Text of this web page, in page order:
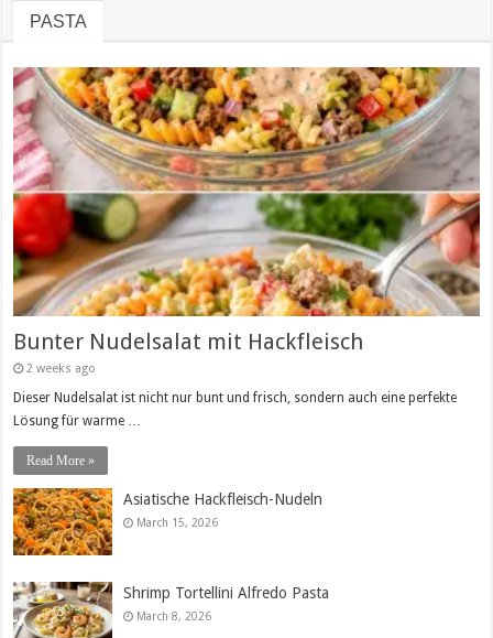
PASTA
Bunter Nudelsalat mit Hackfleisch
2 weeks ago
Dieser Nudelsalat ist nicht nur bunt und frisch, sondern auch eine perfekte
Lösung für warme …
Read More »
Asiatische Hackfleisch-Nudeln
March 15, 2026
Shrimp Tortellini Alfredo Pasta
March 8, 2026